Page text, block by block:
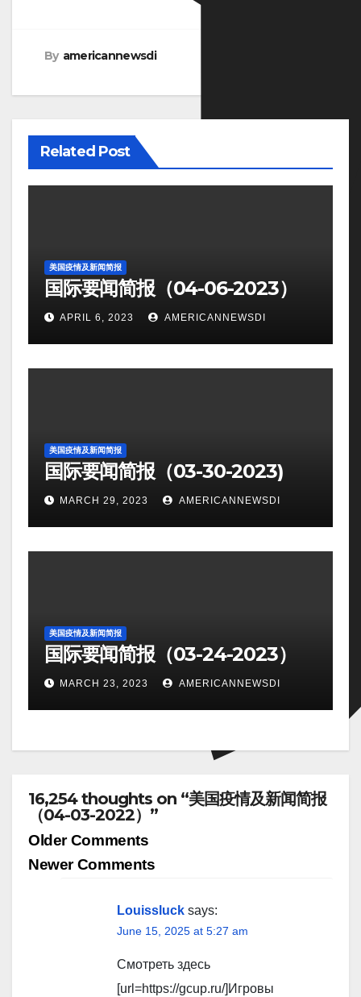
By americannewsdi
Related Post
美国疫情及新闻简报
国际要闻简报（04-06-2023）
APRIL 6, 2023 AMERICANNEWSDI
美国疫情及新闻简报
国际要闻简报（03-30-2023)
MARCH 29, 2023 AMERICANNEWSDI
美国疫情及新闻简报
国际要闻简报（03-24-2023）
MARCH 23, 2023 AMERICANNEWSDI
16,254 thoughts on “美国疫情及新闻简报
（04-03-2022）”
Comment
navigation
Older Comments
Newer Comments
Louissluck says:
June 15, 2025 at 5:27 am
Смотреть здесь
[url=https://gcup.ru/]Игровы